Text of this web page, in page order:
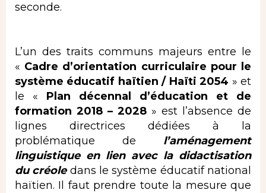
seconde.
L’un des traits communs majeurs entre le
« Cadre d’orientation curriculaire pour le
système éducatif haïtien / Haïti 2054 » et
le « Plan décennal d’éducation et de
formation 2018 – 2028 » est l’absence de
lignes directrices dédiées à la
problématique de l’aménagement
linguistique en lien avec la didactisation
du créoledans le système éducatif national
haïtien. Il faut prendre toute la mesure que